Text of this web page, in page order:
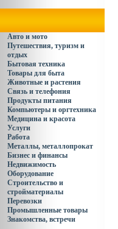
Авто и мото
Путешествия, туризм и
отдых
Бытовая техника
Товары для быта
Животные и растения
Связь и телефония
Продукты питания
Компьютеры и оргтехника
Медицина и красота
Услуги
Работа
Металлы, металлопрокат
Бизнес и финансы
Недвижимость
Оборудование
Строительство и
стройматериалы
Перевозки
Промышленные товары
Знакомства, встречи